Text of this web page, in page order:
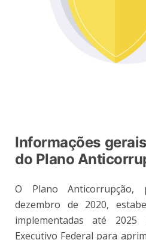
Informações
do Plano
O Plano
dezembro de 2020,
implementadas até
Executivo Federal para